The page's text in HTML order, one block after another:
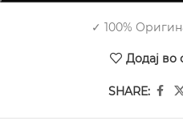
✓ 100%
Додај во
SHARE: